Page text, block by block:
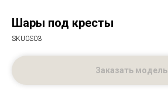
Шары под кресты
SKU0S03
Заказать модель